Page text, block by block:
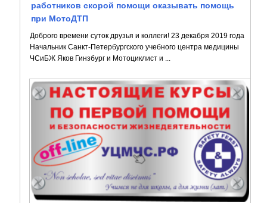
работников скорой помощи оказывать помощь
при МотоДТП
Доброго времени суток друзья и коллеги! 23 декабря 2019 года
Начальник Санкт-Петербургского учебного центра медицины
ЧСиБЖ Яков Гинзбург и Мотоциклист и ...